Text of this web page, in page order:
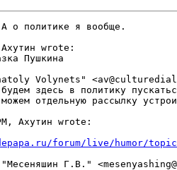
о политике я вообще.
wrote:
Пушкина
Volynets"
здесь в политику
отдельную рассылку
Ахутин wrote:
forum/live/humor/